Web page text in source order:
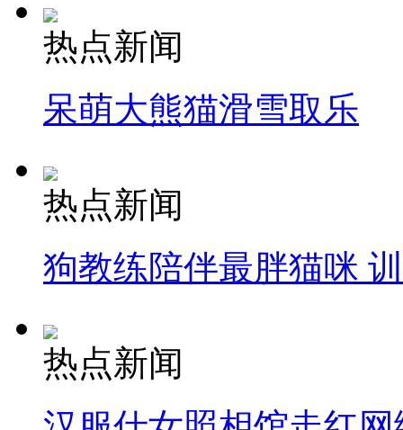
热点新闻
呆萌大熊猫滑雪取乐
热点新闻
狗教练陪伴最胖猫咪
热点新闻